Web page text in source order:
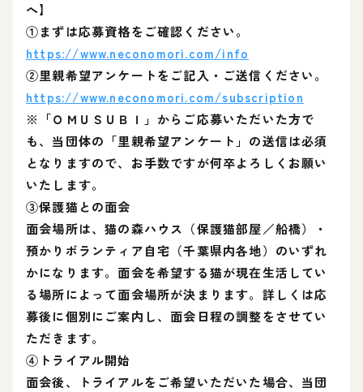
へ】
①まずは応募資格をご確認ください。
https://www.neconomori.com/info
②里親希望アンケートをご記入・ご送信ください。
https://www.neconomori.com/subscription
※「ＯＭＵＳＵＢＩ」からご応募いただいた方で
も、当団体の「里親希望アンケート」の送信は必須
となりますので、お手数ですが何卒よろしくお願い
いたします。
③保護猫との面会
面会場所は、猫の森ハウス（保護猫部屋／船橋）・
預かりボランティア自宅（千葉県内各地）のいずれ
かになります。面会を希望する猫が現在生活してい
る場所によって面会場所が決まります。詳しくは応
募後に個別にご案内し、面会日程の調整をさせてい
ただきます。
④トライアル開始
面会後、トライアルをご希望いただいた場合、当団